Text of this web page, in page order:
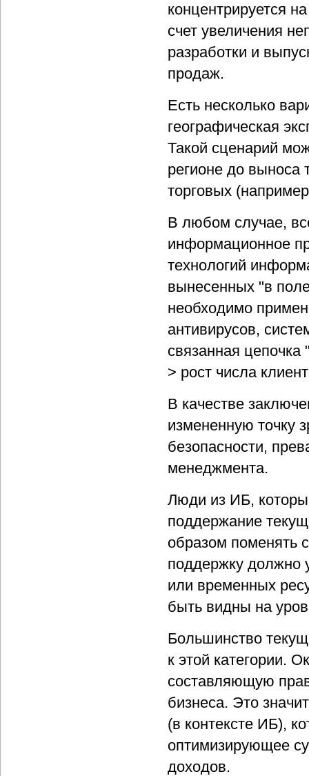
концентрируется
счет увеличения
разработки и
продаж.
Есть несколько
географическая
Такой сценарий
регионе до выноса
торговых
В любом случае,
информационное
технологий
вынесенных "в
необходимо
антивирусов,
связанная
> рост числа
В качестве
измененную точку
безопасности,
менеджмента.
Люди из ИБ,
поддержание
образом поменять
поддержку должно
или временных
быть видны на
Большинство
к этой категории.
составляющую
бизнеса. Это
(в контексте ИБ),
оптимизирующее
доходов.